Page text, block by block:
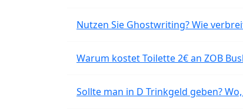
Nutzen Sie Ghostwriting? Wie
Warum kostet Toilette 2€ an ZOB
Sollte man in D Trinkgeld geben?